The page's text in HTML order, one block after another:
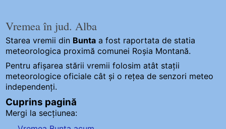
Vremea în jud. Alba
Starea vremii din Bunta a fost raportata de statia
meteorologica proximă comunei Roșia Montană.
Pentru afișarea stării vremii folosim atât stații
meteorologice oficiale cât și o rețea de senzori meteo
independenți.
Cuprins pagină
Mergi la secțiunea: